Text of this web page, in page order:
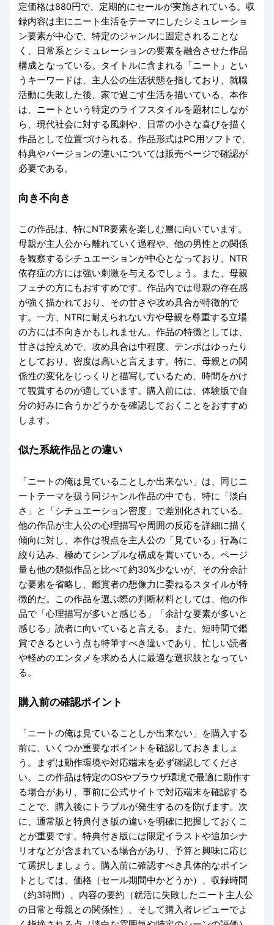
定価格は880円で、定期的にセールが実施されている。収
録内容は主にニート生活をテーマにしたシミュレーショ
ン要素が中心で、特定のジャンルに固定されることな
く、日常系とシミュレーションの要素を融合させた作品
構成となっている。タイトルに含まれる「ニート」とい
うキーワードは、主人公の生活状態を指しており、就職
活動に失敗した後、家で過ごす生活を描いている。本作
は、ニートという特定のライフスタイルを題材にしなが
ら、現代社会に対する風刺や、日常の小さな喜びを描く
作品として位置づけられる。作品形式はPC用ソフトで、
特典やバージョンの違いについては販売ページで確認が
必要である。
向き不向き
この作品は、特にNTR要素を楽しむ層に向いています。
母親が主人公から離れていく過程や、他の男性との関係
を観察するシチュエーションが中心となっており、NTR
依存症の方には強い刺激を与えるでしょう。また、母親
フェチの方にもおすすめです。作品内では母親の存在感
が強く描かれており、その甘さや攻め具合が特徴的で
す。一方、NTRに耐えられない方や母親を尊重する立場
の方には不向きかもしれません。作品の特徴としては、
甘さは控えめで、攻め具合は中程度、テンポはゆったり
としており、密度は高いと言えます。特に、母親との関
係性の変化をじっくりと描写しているため、時間をかけ
て観賞するのが適しています。購入前には、体験版で自
分の好みに合うかどうかを確認しておくことをおすすめ
します。
似た系統作品との違い
「ニートの俺は見ていることしか出来ない」は、同じニ
ートテーマを扱う同ジャンル作品の中でも、特に「淡白
さ」と「シチュエーション密度」で差別化されている。
他の作品が主人公の心理描写や周囲の反応を詳細に描く
傾向に対し、本作は視点を主人公の「見ている」行為に
絞り込み、極めてシンプルな構成を貫いている。ページ
量も他の類似作品と比べて約30%少ないが、その分余計
な要素を省略し、鑑賞者の想像力に委ねるスタイルが特
徴的だ。この作品を選ぶ際の判断材料としては、他の作
品で「心理描写が多いと感じる」「余計な要素が多いと
感じる」読者に向いていると言える。また、短時間で鑑
賞できるという点も特筆すべき違いであり、忙しい読者
や軽めのエンタメを求める人に最適な選択肢となってい
る。
購入前の確認ポイント
「ニートの俺は見ていることしか出来ない」を購入する
前に、いくつか重要なポイントを確認しておきましょ
う。まずは動作環境や対応端末を必ず確認してくださ
い。この作品は特定のOSやブラウザ環境で最適に動作す
る場合があり、事前に公式サイトで対応端末を確認する
ことで、購入後にトラブルが発生するのを防げます。次
に、通常版と特典付き版の違いを明確に把握しておくこ
とが重要です。特典付き版には限定イラストや追加シナ
リオなどが含まれている場合があり、予算と興味に応じ
て選択しましょう。購入前に確認すべき具体的なポイン
トとしては、価格（セール期間中かどうか）、収録時間
（約3時間）、内容の要約（就活に失敗したニート主人公
の日常と母親との関係性）、そして購入者レビューでよ